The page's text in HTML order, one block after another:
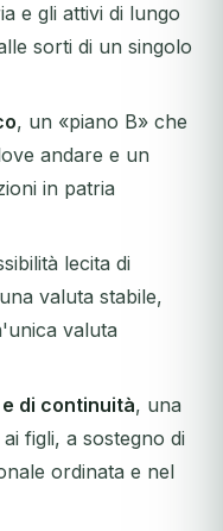
e gli attivi di lungo
sorti di un singolo
, un «piano B» che
andare e un
in patria
lecita di
valuta stabile,
valuta
di continuità, una
figli, a sostegno di
ordinata e nel